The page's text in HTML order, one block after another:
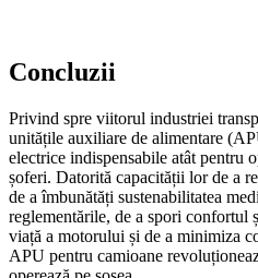
Concluzii
Privind spre viitorul industriei
unitățile auxiliare de alimentare
electrice indispensabile atât pentru
șoferi. Datorită capacității lor de a
de a îmbunătăți sustenabilitatea
reglementările, de a spori confortul
viață a motorului și de a minimiza
APU pentru camioane